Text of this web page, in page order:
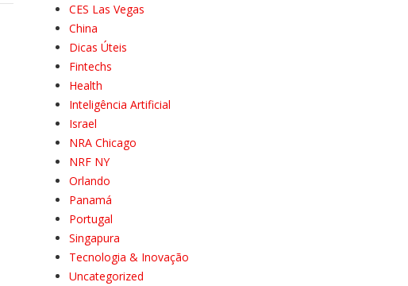
CES Las Vegas
China
Dicas Úteis
Fintechs
Health
Inteligência Artificial
Israel
NRA Chicago
NRF NY
Orlando
Panamá
Portugal
Singapura
Tecnologia & Inovação
Uncategorized